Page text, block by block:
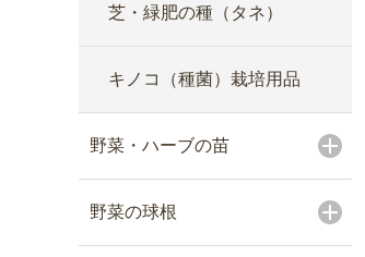
芝・緑肥の種（タネ）
キノコ（種菌）栽培用品
野菜・ハーブの苗
野菜の球根